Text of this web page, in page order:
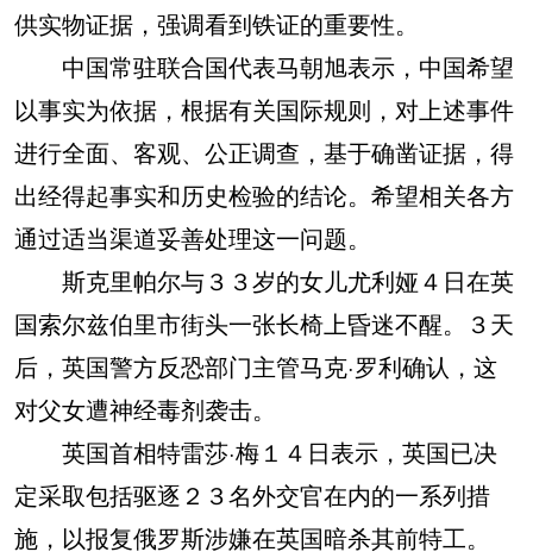
供实物证据，强调看到铁证的重要性。
中国常驻联合国代表马朝旭表示，中国希望
以事实为依据，根据有关国际规则，对上述事件
进行全面、客观、公正调查，基于确凿证据，得
出经得起事实和历史检验的结论。希望相关各方
通过适当渠道妥善处理这一问题。
斯克里帕尔与３３岁的女儿尤利娅４日在英
国索尔兹伯里市街头一张长椅上昏迷不醒。３天
后，英国警方反恐部门主管马克·罗利确认，这
对父女遭神经毒剂袭击。
英国首相特雷莎·梅１４日表示，英国已决
定采取包括驱逐２３名外交官在内的一系列措
施，以报复俄罗斯涉嫌在英国暗杀其前特工。